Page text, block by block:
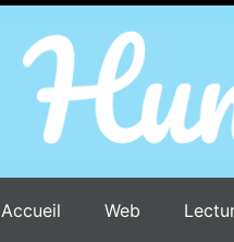
Accueil Web